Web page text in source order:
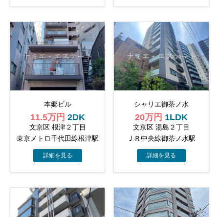
本郷ビル
11.5万円 2DK
文京区 根津２丁目
東京メトロ千代田線根津駅
シャリエ御茶ノ水
20万円 1LDK
文京区 湯島２丁目
ＪＲ中央線御茶ノ水駅